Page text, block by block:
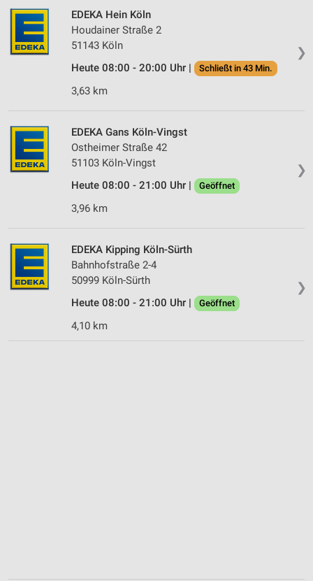
❯
EDEKA Hein Köln
Houdainer Straße 2
51143 Köln
Heute 08:00 - 20:00 Uhr |
Schließt in 43 Min.
3,63 km
❯
EDEKA Gans Köln-Vingst
Ostheimer Straße 42
51103 Köln-Vingst
Heute 08:00 - 21:00 Uhr |
Geöffnet
3,96 km
❯
EDEKA Kipping Köln-Sürth
Bahnhofstraße 2-4
50999 Köln-Sürth
Heute 08:00 - 21:00 Uhr |
Geöffnet
4,10 km